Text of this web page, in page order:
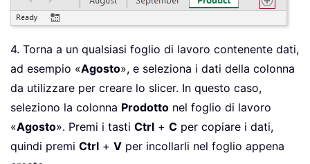
4. Torna a un qualsiasi foglio di lavoro contenente dati,
ad esempio «Agosto», e seleziona i dati della colonna
da utilizzare per creare lo slicer. In questo caso,
seleziono la colonna Prodotto nel foglio di lavoro
«Agosto». Premi i tasti Ctrl + C per copiare i dati,
quindi premi Ctrl + V per incollarli nel foglio appena